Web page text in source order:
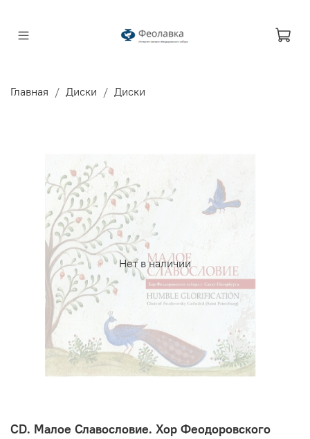
Главная Диски Диски
Нет в наличии
CD. Малое Славословие. Хор Феодоровского